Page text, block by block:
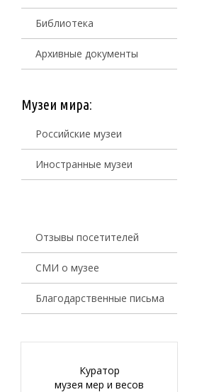
Библиотека
Архивные документы
Музеи мира:
Российские музеи
Иностранные музеи
Отзывы посетителей
СМИ о музее
Благодарственные письма
Куратор
музея мер и весов